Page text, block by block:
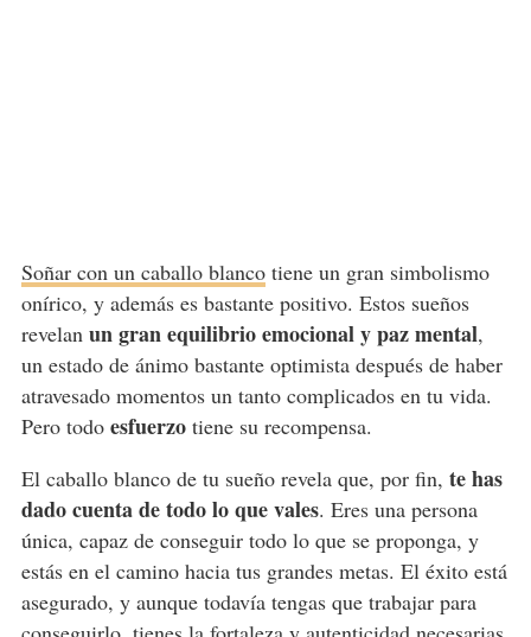
Soñar con un caballo blancotiene un gran simbolismo
onírico, y además es bastante positivo. Estos sueños
revelan un gran equilibrio emocional y paz mental,
un estado de ánimo bastante optimista después de haber
atravesado momentos un tanto complicados en tu vida.
Pero todo esfuerzotiene su recompensa.
El caballo blanco de tu sueño revela que, por fin, te has
dado cuenta de todo lo que vales. Eres una persona
única, capaz de conseguir todo lo que se proponga, y
estás en el camino hacia tus grandes metas. El éxito está
asegurado, y aunque todavía tengas que trabajar para